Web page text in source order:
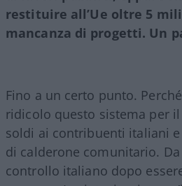
restituire all’Ue oltre 5
mancanza di progetti. Un
Fino a un certo punto.
ridicolo questo sistema per
soldi ai contribuenti italiani
di calderone comunitario.
controllo italiano dopo